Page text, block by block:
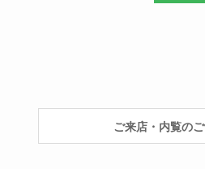
ご来店・内覧の